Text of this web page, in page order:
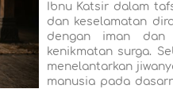
Ibnu Katsir dalam
dan keselamatan
dengan iman dan
kenikmatan surga.
menelantarkan
manusia pada